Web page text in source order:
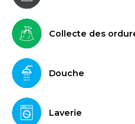
Collecte des
Douche
Laverie